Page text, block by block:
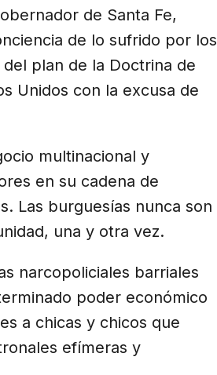
de Santa Fe,
de lo sufrido por los
plan de la Doctrina de
Unidos con la excusa de
multinacional y
en su cadena de
Las burguesías nunca son
una y otra vez.
narcopoliciales barriales
poder económico
a chicas y chicos que
efímeras y